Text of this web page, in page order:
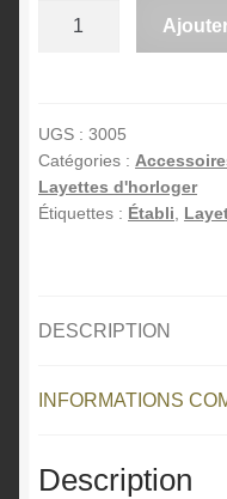
configurable
Taille
medium
t
e
r
n
v
:
UGS : 3005
Catégories :
Layettes d'horloger
Étiquettes : Établi
DESCRIPTION
INFORMATIONS
Description